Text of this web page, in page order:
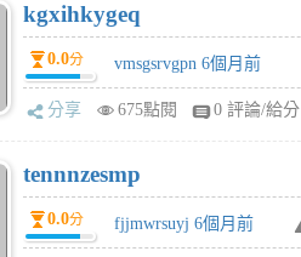
kgxihkygeq
0.0分 vmsgsrvgpn 6個月前
分享 675點閱 0 評論/給分
tennnzesmp
0.0分 fjjmwrsuyj 6個月前